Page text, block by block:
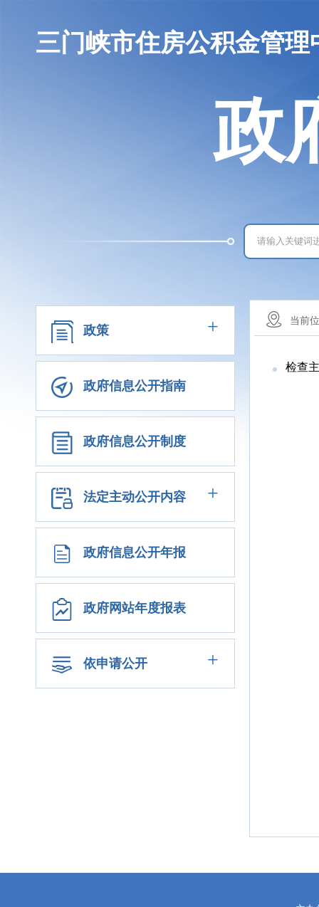
三门峡市住房公积金管理
政
政策 +
政府信息公开指南
政府信息公开制度
法定主动公开内容 +
政府信息公开年报
政府网站年度报表
依申请公开 +
当前
检查